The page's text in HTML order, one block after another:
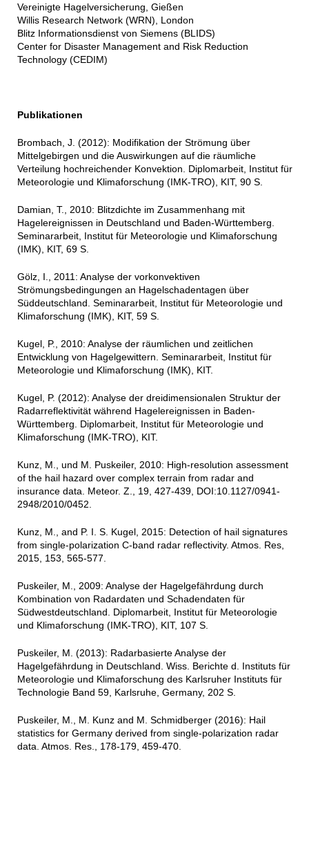
Vereinigte Hagelversicherung, Gießen
Willis Research Network (WRN), London
Blitz Informationsdienst von Siemens (BLIDS)
Center for Disaster Management and Risk Reduction
Technology (CEDIM)
Publikationen
Brombach, J. (2012): Modifikation der Strömung über
Mittelgebirgen und die Auswirkungen auf die räumliche
Verteilung hochreichender Konvektion. Diplomarbeit, Institut für
Meteorologie und Klimaforschung (IMK-TRO), KIT, 90 S.
Damian, T., 2010: Blitzdichte im Zusammenhang mit
Hagelereignissen in Deutschland und Baden-Württemberg.
Seminararbeit, Institut für Meteorologie und Klimaforschung
(IMK), KIT, 69 S.
Gölz, I., 2011: Analyse der vorkonvektiven
Strömungsbedingungen an Hagelschadentagen über
Süddeutschland. Seminararbeit, Institut für Meteorologie und
Klimaforschung (IMK), KIT, 59 S.
Kugel, P., 2010: Analyse der räumlichen und zeitlichen
Entwicklung von Hagelgewittern. Seminararbeit, Institut für
Meteorologie und Klimaforschung (IMK), KIT.
Kugel, P. (2012): Analyse der dreidimensionalen Struktur der
Radarreflektivität während Hagelereignissen in Baden-
Württemberg. Diplomarbeit, Institut für Meteorologie und
Klimaforschung (IMK-TRO), KIT.
Kunz, M., und M. Puskeiler, 2010: High-resolution assessment
of the hail hazard over complex terrain from radar and
insurance data. Meteor. Z., 19, 427-439, DOI:10.1127/0941-
2948/2010/0452.
Kunz, M., and P. I. S. Kugel, 2015: Detection of hail signatures
from single-polarization C-band radar reflectivity. Atmos. Res,
2015, 153, 565-577.
Puskeiler, M., 2009: Analyse der Hagelgefährdung durch
Kombination von Radardaten und Schadendaten für
Südwestdeutschland. Diplomarbeit, Institut für Meteorologie
und Klimaforschung (IMK-TRO), KIT, 107 S.
Puskeiler, M. (2013): Radarbasierte Analyse der
Hagelgefährdung in Deutschland. Wiss. Berichte d. Instituts für
Meteorologie und Klimaforschung des Karlsruher Instituts für
Technologie Band 59, Karlsruhe, Germany, 202 S.
Puskeiler, M., M. Kunz and M. Schmidberger (2016): Hail
statistics for Germany derived from single-polarization radar
data. Atmos. Res., 178-179, 459-470.